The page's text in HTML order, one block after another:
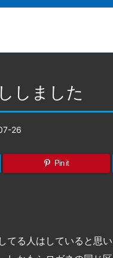
しました
26
Pin it
てる人はしていると思